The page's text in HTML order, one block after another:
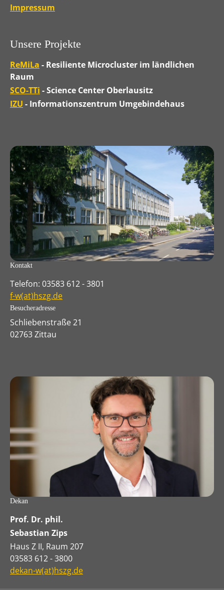
Impressum
Unsere Projekte
ReMiLa - Resiliente Microcluster im ländlichen
Raum
SCO-TTi - Science Center Oberlausitz
IZU - Informationszentrum Umgebindehaus
Kontakt
Telefon: 03583 612 - 3801
f-w(at)hszg.de
Besucheradresse
Schliebenstraße 21
02763 Zittau
Dekan
Prof. Dr. phil.
Sebastian Zips
Haus Z II, Raum 207
03583 612 - 3800
dekan-w(at)hszg.de